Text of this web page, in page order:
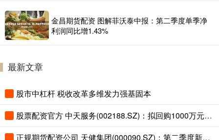
金昌期货配资 图解菲沃泰中报：第二季度单季净
利润同比增1.43%
最新文章
股市中杠杆 税收改革多维发力强基固本
股票配资官方 中天服务(002188.SZ)：拟回购1000万元-1500万元公司股份
正规期货配资公司 天健集团(000090.SZ)：第二季度新签订单16亿元